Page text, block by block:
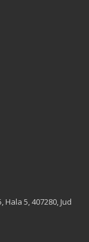
5, 407280, Jud